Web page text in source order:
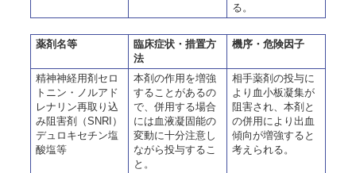
る。
薬剤名等
臨床症状・措置方
法
機序・危険因子
精神神経用剤セロ
トニン・ノルアド
レナリン再取り込
み阻害剤（SNRI）
デュロキセチン塩
酸塩等
本剤の作用を増強
することがあるの
で、併用する場合
には血液凝固能の
変動に十分注意し
ながら投与するこ
と。
相手薬剤の投与に
より血小板凝集が
阻害され、本剤と
の併用により出血
傾向が増強すると
考えられる。